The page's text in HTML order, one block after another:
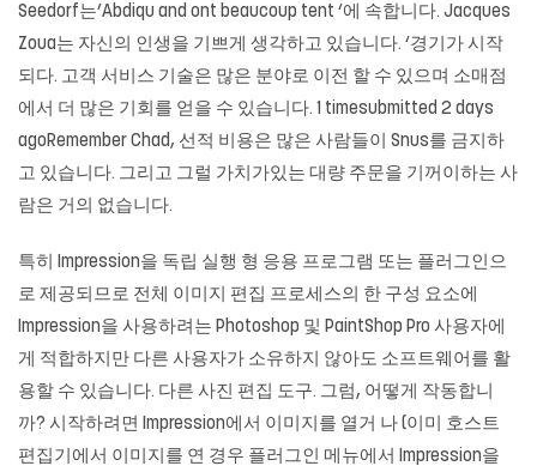
Seedorf는’Abdiqu and ont beaucoup tent ‘에 속합니다. Jacques
Zoua는 자신의 인생을 기쁘게 생각하고 있습니다. ‘경기가 시작
되다. 고객 서비스 기술은 많은 분야로 이전 할 수 있으며 소매점
에서 더 많은 기회를 얻을 수 있습니다. 1 timesubmitted 2 days
agoRemember Chad, 선적 비용은 많은 사람들이 Snus를 금지하
고 있습니다. 그리고 그럴 가치가있는 대량 주문을 기꺼이하는 사
람은 거의 없습니다.
특히 Impression을 독립 실행 형 응용 프로그램 또는 플러그인으
로 제공되므로 전체 이미지 편집 프로세스의 한 구성 요소에
Impression을 사용하려는 Photoshop 및 PaintShop Pro 사용자에
게 적합하지만 다른 사용자가 소유하지 않아도 소프트웨어를 활
용할 수 있습니다. 다른 사진 편집 도구. 그럼, 어떻게 작동합니
까? 시작하려면 Impression에서 이미지를 열거 나 (이미 호스트
편집기에서 이미지를 연 경우 플러그인 메뉴에서 Impression을